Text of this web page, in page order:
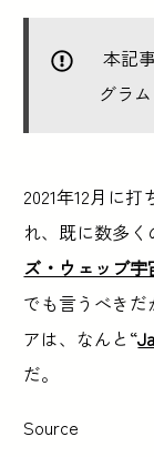
本記
グラ
2021年12月に
れ、既に数多
ズ・ウェッブ
でも言うべき
アは、なんと“
だ。
Source